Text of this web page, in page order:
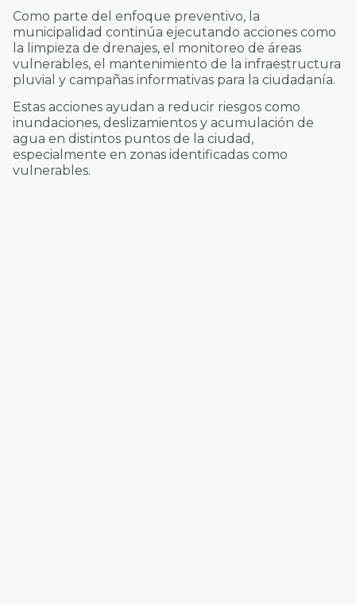
Como parte del enfoque preventivo, la
municipalidad continúa ejecutando acciones como
la limpieza de drenajes, el monitoreo de áreas
vulnerables, el mantenimiento de la infraestructura
pluvial y campañas informativas para la ciudadanía.
Estas acciones ayudan a reducir riesgos como
inundaciones, deslizamientos y acumulación de
agua en distintos puntos de la ciudad,
especialmente en zonas identificadas como
vulnerables.